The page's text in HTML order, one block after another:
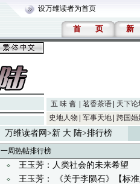
设万维读者为首页
首 页 新
五 味 斋 茗香茶语 天下论
史地人物
军事天地 跨国婚
万维读者网 >新 大 陆>排行榜
一周热帖排行榜
王玉芳：人类社会的未来希望
王玉芳： 《关于李陨石》【标准